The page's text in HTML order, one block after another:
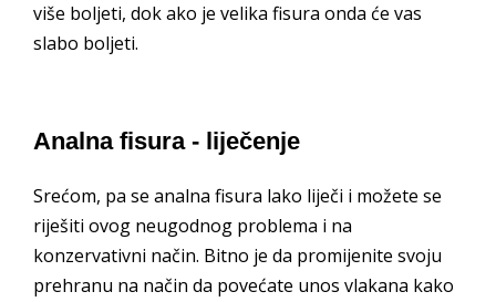
više boljeti, dok ako je velika fisura onda će vas
slabo boljeti.
Analna fisura - liječenje
Srećom, pa se analna fisura lako liječi i možete se
riješiti ovog neugodnog problema i na
konzervativni način. Bitno je da promijenite svoju
prehranu na način da povećate unos vlakana kako